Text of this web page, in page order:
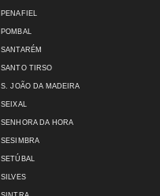
PENAFIEL
POMBAL
SANTARÉM
SANTO TIRSO
S. JOÃO DA MADEIRA
SEIXAL
SENHORA DA HORA
SESIMBRA
SETÚBAL
SILVES